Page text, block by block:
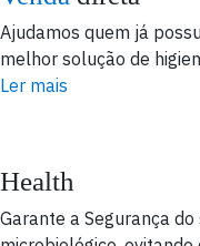
Ajudamos quem já
melhor solução de
Ler mais
Health
Garante a Segurança